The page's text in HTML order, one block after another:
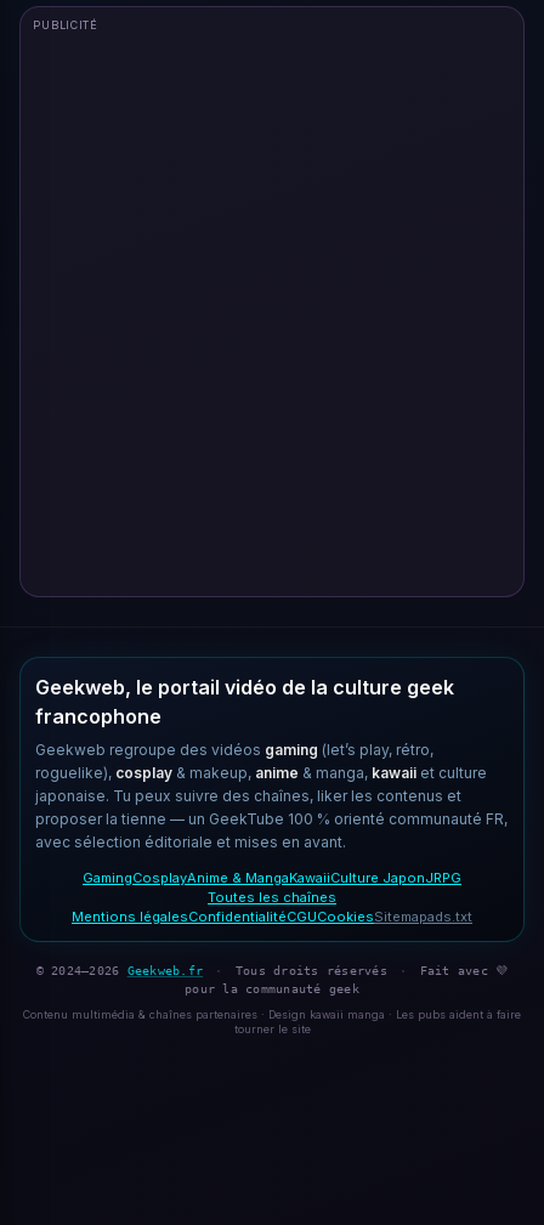
PUBLICITÉ
Geekweb, le portail vidéo de la culture geek
francophone
Geekweb regroupe des vidéos gaming (let’s play, rétro,
roguelike), cosplay & makeup, anime & manga, kawaii et culture
japonaise. Tu peux suivre des chaînes, liker les contenus et
proposer la tienne — un GeekTube 100 % orienté communauté FR,
avec sélection éditoriale et mises en avant.
GamingCosplayAnime & MangaKawaiiCulture JaponJRPG
Toutes les chaînes
Mentions légalesConfidentialitéCGUCookiesSitemapads.txt
© 2024–2026 Geekweb.fr · Tous droits réservés ·
Fait avec 💜
pour la communauté geek
Contenu multimédia & chaînes partenaires · Design kawaii manga · Les pubs aident à faire
tourner le site